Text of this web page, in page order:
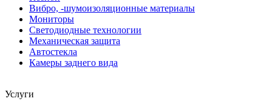
Вибро, -шумоизоляционные материалы
Мониторы
Светодиодные технологии
Механическая защита
Автостекла
Камеры заднего вида
Услуги